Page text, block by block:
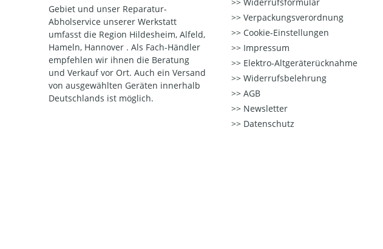
Gebiet und unser Reparatur-
Abholservice unserer Werkstatt
umfasst die Region Hildesheim, Alfeld,
Hameln, Hannover . Als Fach-Händler
empfehlen wir ihnen die Beratung
und Verkauf vor Ort. Auch ein Versand
von ausgewählten Geräten innerhalb
Deutschlands ist möglich.
Verpackungsverordnung
Cookie-Einstellungen
Impressum
Elektro-Altgeräterücknahme
Widerrufsbelehrung
AGB
Newsletter
Datenschutz